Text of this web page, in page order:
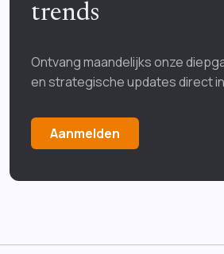
trends
Ontvang maandelijks onze
en strategische updates direct
Aanmelden